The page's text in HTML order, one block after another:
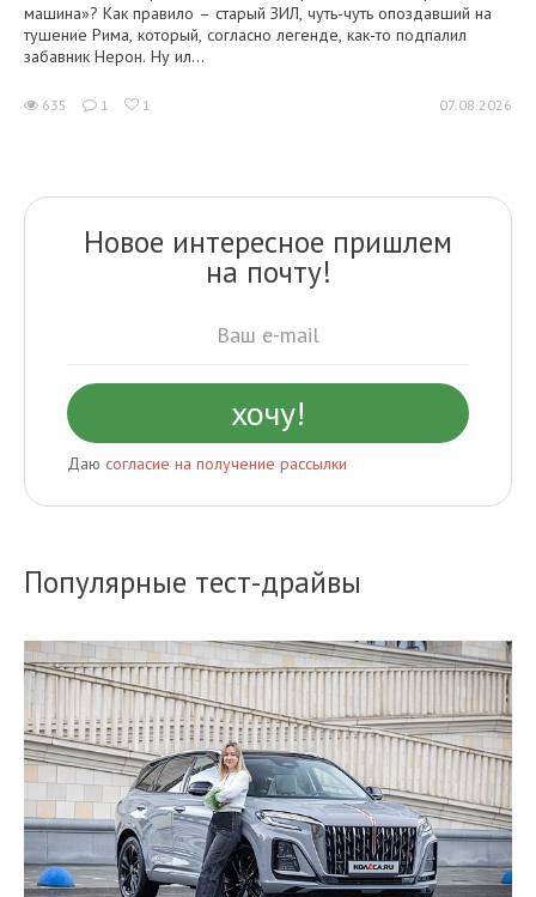
машина»? Как правило – старый ЗИЛ, чуть-чуть опоздавший на
тушение Рима, который, согласно легенде, как-то подпалил
забавник Нерон. Ну ил...
635 1 1 07.08.2026
Новое интересное пришлем
на почту!
Даю согласие на получение рассылки
Популярные тест-драйвы